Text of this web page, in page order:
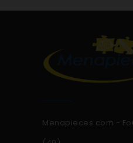
Menapieces.com -